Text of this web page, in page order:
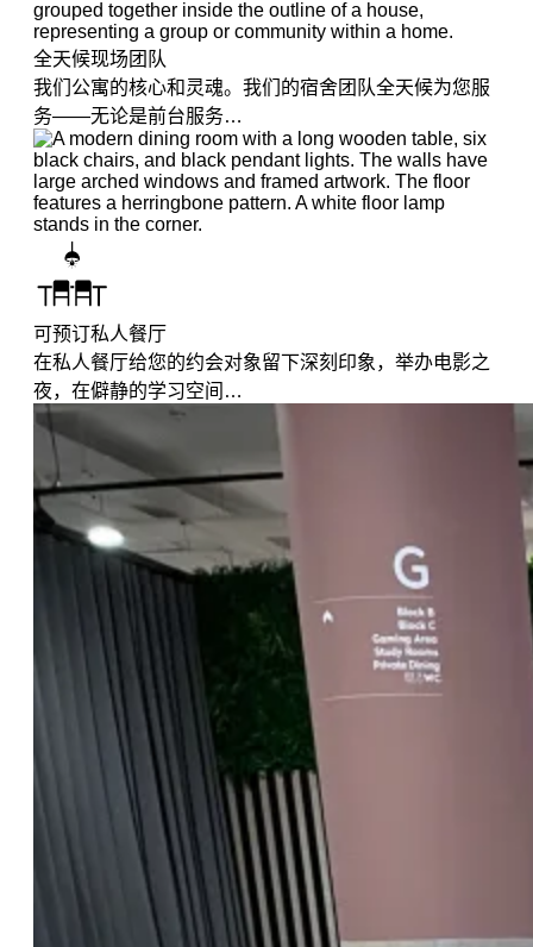
全天候现场团队
我们公寓的核心和灵魂。我们的宿舍团队全天候为您服
务——无论是前台服务…
可预订私人餐厅
在私人餐厅给您的约会对象留下深刻印象，举办电影之
夜，在僻静的学习空间…